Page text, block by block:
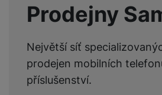
Prodejny
Největší síť
prodejen mobilních
příslušenství.